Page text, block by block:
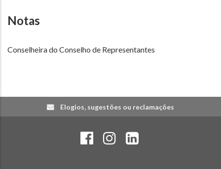
Notas
Conselheira do Conselho de Representantes
Elogios, sugestões ou reclamações